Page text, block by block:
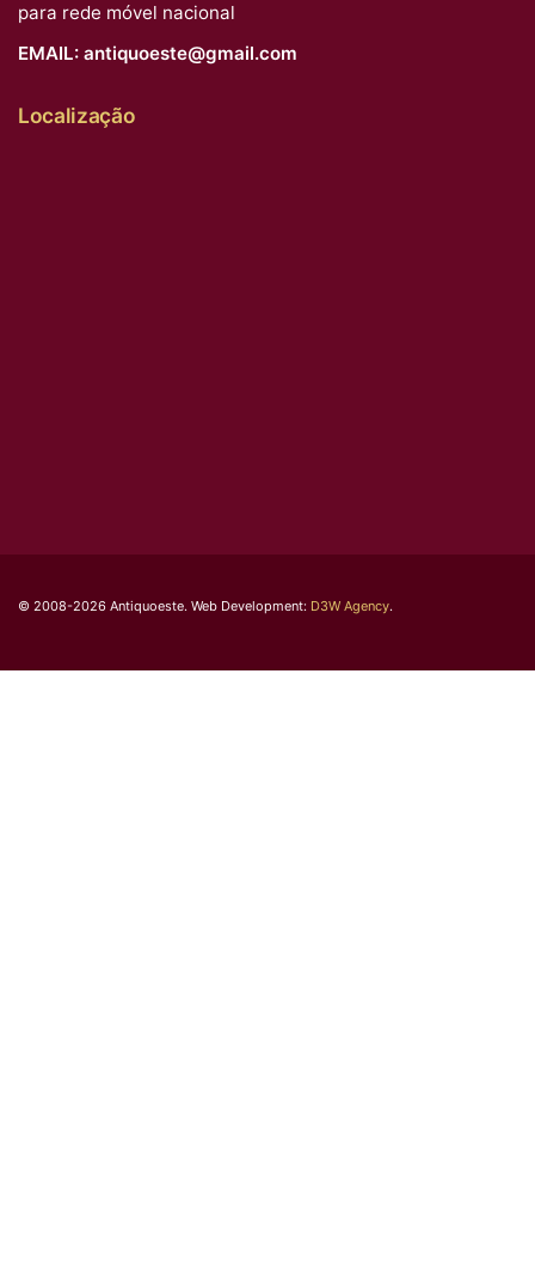
para rede móvel nacional
EMAIL: antiquoeste@gmail.com
Localização
© 2008-2026 Antiquoeste. Web Development: D3W Agency.